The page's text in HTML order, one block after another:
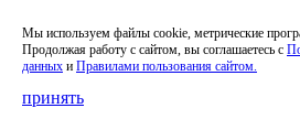
Пластиковое окно
750x1450 мм
Мы используем файлы cookie, метрические
Продолжая работу с сайтом, вы соглашаетесь с
данных и Правилами пользования сайтом.
принять